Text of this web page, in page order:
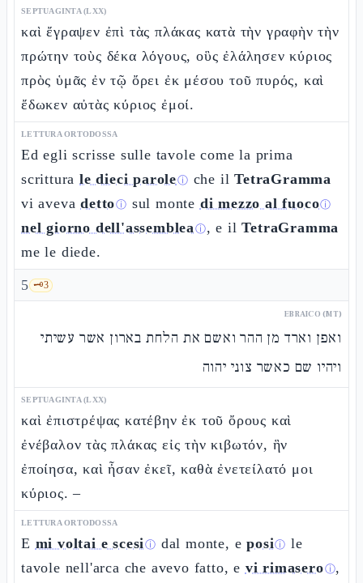
SEPTUAGINTA (LXX)
καὶ ἔγραψεν ἐπὶ τὰς πλάκας κατὰ τὴν γραφὴν τὴν
πρώτην τοὺς δέκα λόγους, οὓς ἐλάλησεν κύριος
πρὸς ὑμᾶς ἐν τῷ ὄρει ἐκ μέσου τοῦ πυρός, καὶ
ἔδωκεν αὐτὰς κύριος ἐμοί.
LETTURA ORTODOSSA
Ed egli scrisse sulle tavole come la prima
scrittura le dieci paroleⓘ che ilTetraGramma
vi avevadettoⓘ sul monte di mezzo al fuocoⓘ
nel giorno dell'assembleaⓘ, e ilTetraGramma
me le diede.
5 🗝️3
EBRAICO (MT)
ואפן וארד מן ההר ואשם את הלחת בארון אשר עשיתי
ויהיו שם כאשר צוני יהוה
SEPTUAGINTA (LXX)
καὶ ἐπιστρέψας κατέβην ἐκ τοῦ ὄρους καὶ
ἐνέβαλον τὰς πλάκας εἰς τὴν κιβωτόν, ἣν
ἐποίησα, καὶ ἦσαν ἐκεῖ, καθὰ ἐνετείλατό μοι
κύριος. –
LETTURA ORTODOSSA
E mi voltai e scesiⓘ dal monte, eposiⓘ le
tavole nell'arca che avevo fatto, e vi rimaseroⓘ,